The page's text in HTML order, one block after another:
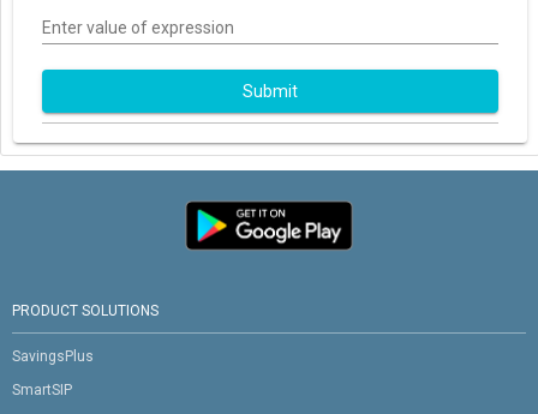
Enter value of expression
Submit
PRODUCT SOLUTIONS
SavingsPlus
SmartSIP